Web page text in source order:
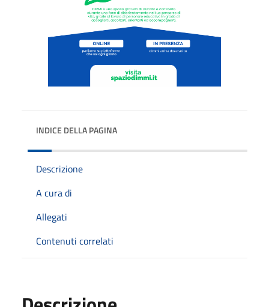
INDICE DELLA PAGINA
Descrizione
A cura di
Allegati
Contenuti correlati